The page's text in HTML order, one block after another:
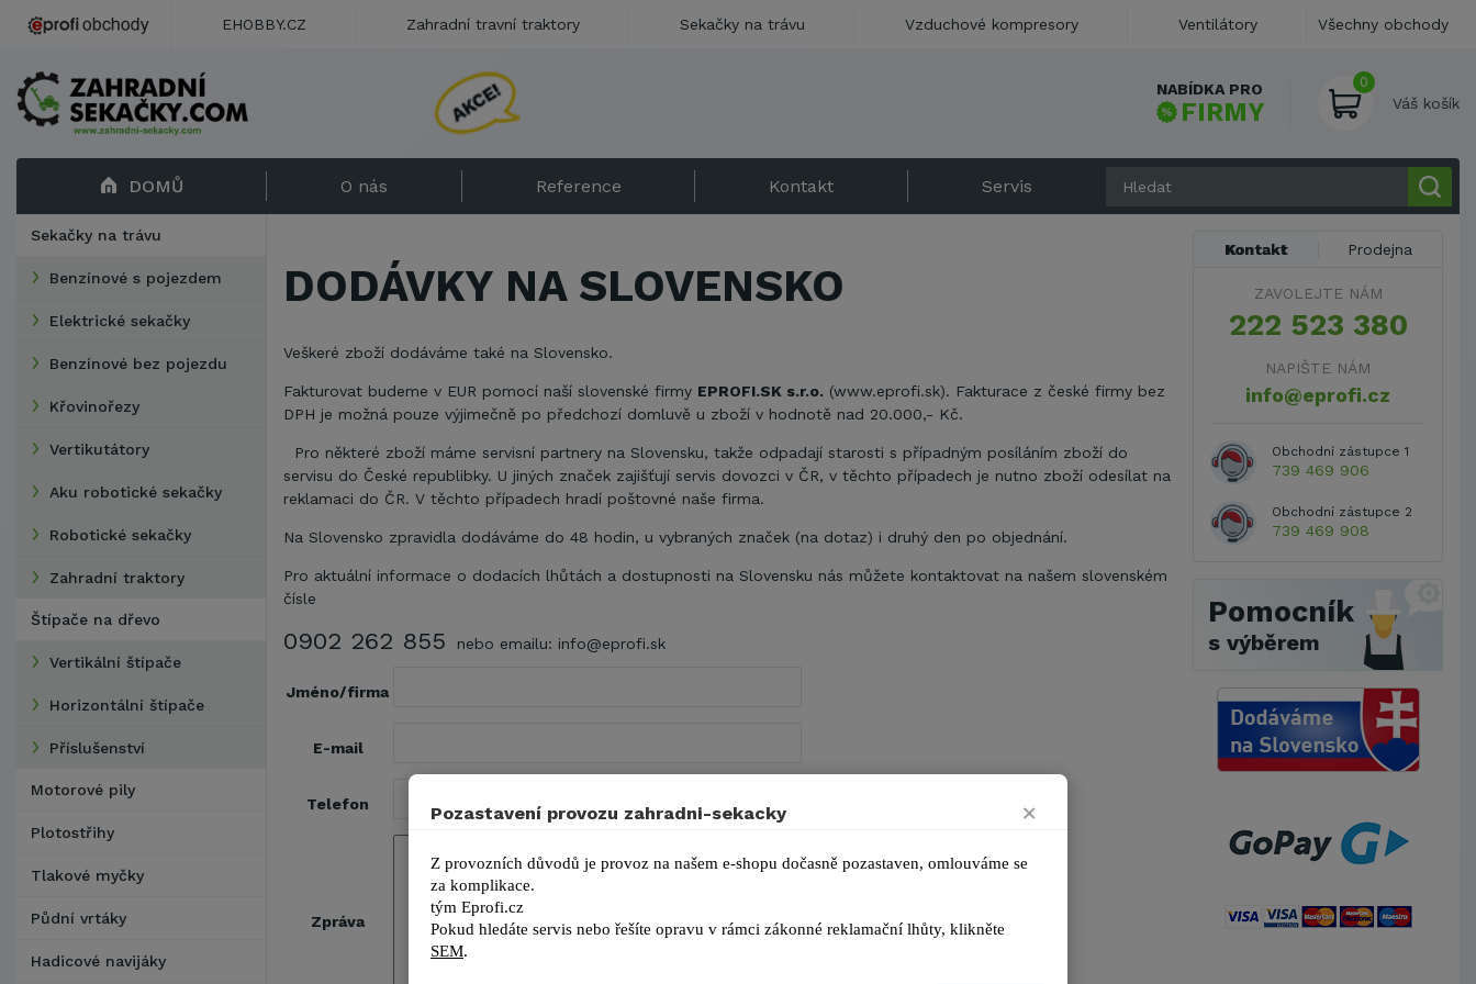
NABÍDKA PRO
FIRMY
0
Váš košík
DOMŮ O nás Reference Kontakt Servis
Sekačky na trávu
Benzínové s pojezdem
Elektrické sekačky
Benzínové bez pojezdu
Křovinořezy
Vertikutátory
Aku robotické sekačky
Robotické sekačky
Zahradní traktory
Štípače na dřevo
Vertikální štípače
Horizontální štípače
Příslušenství
Motorové pily
Plotostřihy
Tlakové myčky
Půdní vrtáky
Hadicové navijáky
DODÁVKY NA SLOVENSKO
Veškeré zboží dodáváme také na Slovensko.
Fakturovat budeme v EUR pomocí naší slovenské firmy EPROFI.SK s.r.o. (www.eprofi.sk). Fakturace z české firmy bez
DPH je možná pouze výjimečně po předchozí domluvě u zboží v hodnotě nad 20.000,- Kč.
Pro některé zboží máme servisní partnery na Slovensku, takže odpadají starosti s případným posíláním zboží do
servisu do České republibky. U jiných značek zajišťují servis dovozci v ČR, v těchto případech je nutno zboží odesílat na
reklamaci do ČR. V těchto případech hradí poštovné naše firma.
Na Slovensko zpravidla dodáváme do 48 hodin, u vybraných značek (na dotaz) i druhý den po objednání.
Pro aktuální informace o dodacích lhůtách a dostupnosti na Slovensku nás můžete kontaktovat na našem slovenském
čísle
0902 262 855 nebo emailu: info@eprofi.sk
Jméno/firma
E-mail
Telefon
Zpráva
Kontakt Prodejna
ZAVOLEJTE NÁM
222 523 380
NAPIŠTE NÁM
info@eprofi.cz
Obchodní zástupce 1
739 469 906
Obchodní zástupce 2
739 469 908
Pomocník
s výběrem
EHOBBY.CZ Zahradní travní traktory Sekačky na trávu Vzduchové kompresory Ventilátory Všechny obchody
Pozastavení provozu zahradni-sekacky ×
Z provozních důvodů je provoz na našem e-shopu dočasně pozastaven, omlouváme se
za komplikace.
tým Eprofi.cz
Pokud hledáte servis nebo řešíte opravu v rámci zákonné reklamační lhůty, kl
SEM.